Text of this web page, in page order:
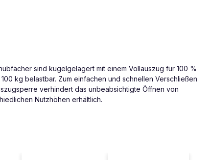
sind kugelgelagert mit einem Vollauszug für 100 %
kg belastbar. Zum einfachen und schnellen Verschließen
verhindert das unbeabsichtigte Öffnen von
Nutzhöhen erhältlich.